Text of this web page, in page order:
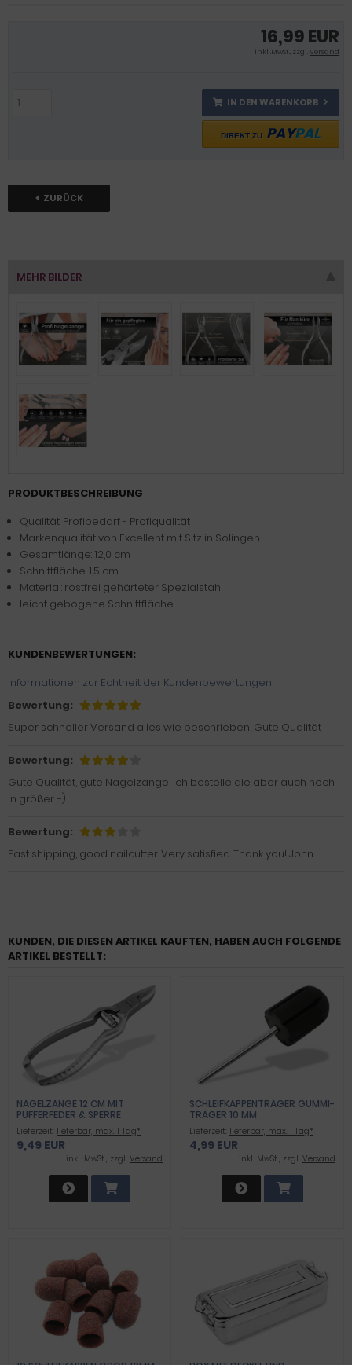
16,99 EUR
inkl .MwSt., zzgl.Versand
IN DEN WARENKORB
DIREKT ZU PAYPAL
ZURÜCK
MEHR BILDER
PRODUKTBESCHREIBUNG
Qualität: Profibedarf - Profiqualität
Markenqualität von Excellent mit Sitz in Solingen
Gesamtlänge: 12,0 cm
Schnittfläche: 1,5 cm
Material: rostfrei gehärteter Spezialstahl
leicht gebogene Schnittfläche
KUNDENBEWERTUNGEN:
Informationen zur Echtheit der Kundenbewertungen
Bewertung:
Super schneller Versand alles wie beschrieben, Gute Qualität
Bewertung:
Gute Qualität, gute Nagelzange, ich bestelle die aber auch noch
in größer :-)
Bewertung:
Fast shipping, good nailcutter. Very satisfied. Thank you! John
KUNDEN, DIE DIESEN ARTIKEL KAUFTEN, HABEN AUCH FOLGENDE
ARTIKEL BESTELLT:
NAGELZANGE 12 CM MIT
PUFFERFEDER & SPERRE
Lieferzeit: lieferbar, max. 1 Tag*
9,49 EUR
inkl .MwSt., zzgl. Versand
SCHLEIFKAPPENTRÄGER GUMMI-
TRÄGER 10 MM
Lieferzeit: lieferbar, max. 1 Tag*
4,99 EUR
inkl .MwSt., zzgl. Versand